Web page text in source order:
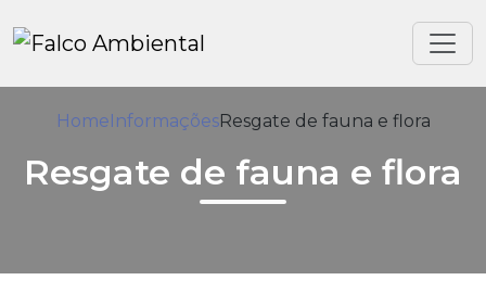
HomeInformaçõesResgate de fauna e flora
Resgate de fauna e flora